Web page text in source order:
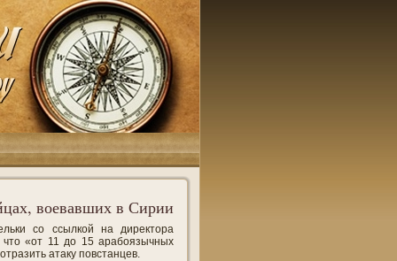
воевавших в Сирии
со ссылкой на директора
что «от 11 до 15 арабоязычных
атаку повстанцев.